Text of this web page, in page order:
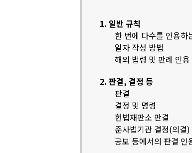
1. 일반 규칙
한 번에 다수를 인용하
일자 작성 방법
해외 법령 및 판례 인용
2. 판결, 결정 등
판결
결정 및 명령
헌법재판소 판결
준사법기관 결정(의결)
공보 등에서의 판결 인